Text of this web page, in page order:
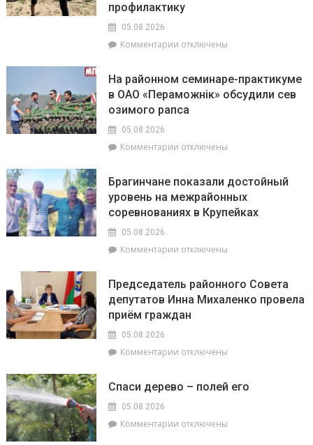
профилактику
05.08.2026
Комментарии к
на
воде
–
спасатели
Брагинщины
усиливают
профилактику
отключены
На районном семинаре-практикуме
в ОАО «Пераможнік» обсудили сев
озимого рапса
05.08.2026
Комментарии к
районном
семинаре-
практикуме
«Пераможнік»
озимого
рапса
отключены
Брагинчане показали достойный
уровень на межрайонных
соревнованиях в Крупейках
05.08.2026
Комментарии к
показали
достойный
уровень
соревнованиях
отключены
Председатель районного Совета
депутатов Инна Михаленко провела
приём граждан
05.08.2026
Комментарии к
районного
Инна
отключены
Спаси дерево – полей его
05.08.2026
Комментарии котключены